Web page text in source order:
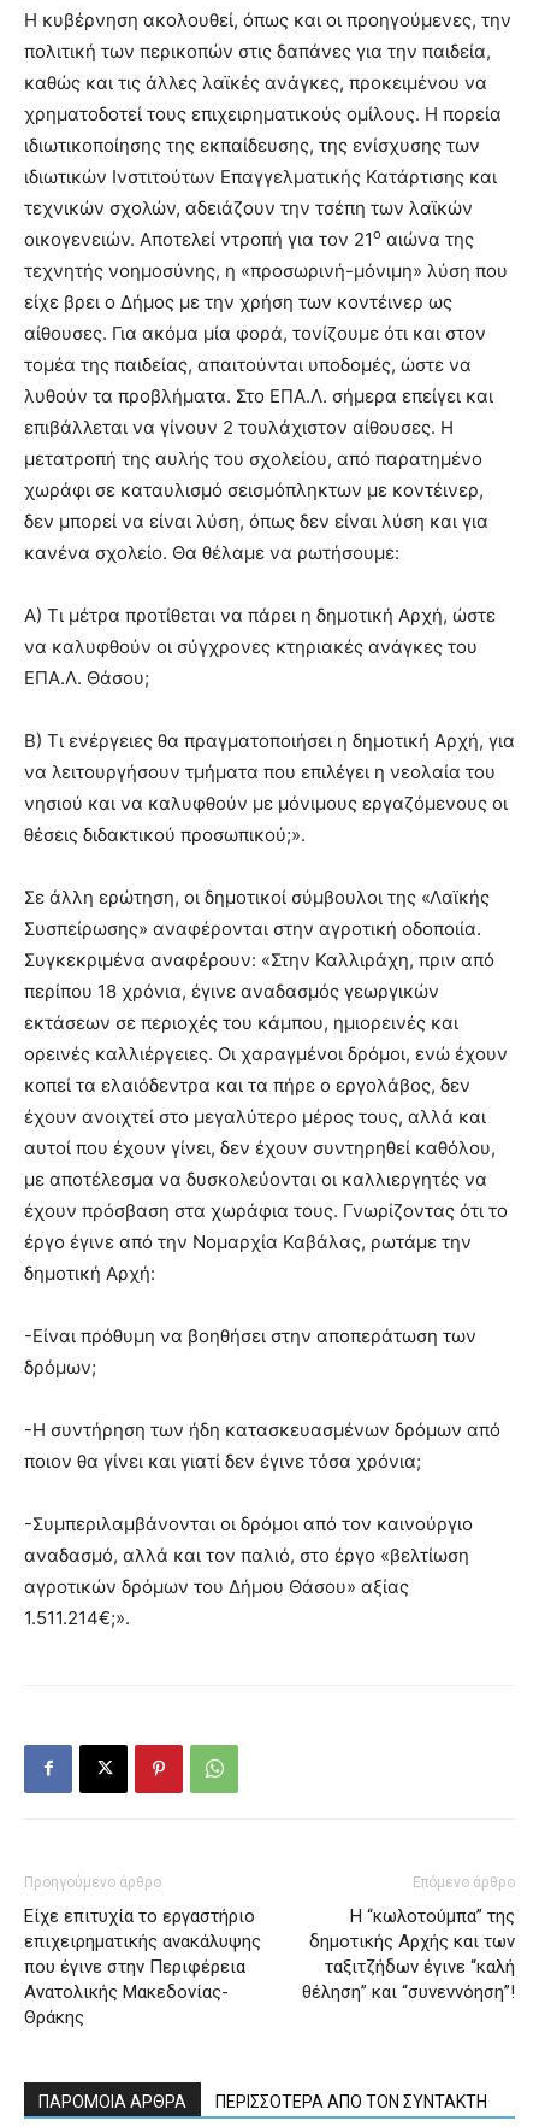
Η κυβέρνηση ακολουθεί, όπως και οι προηγούμενες, την
πολιτική των περικοπών στις δαπάνες για την παιδεία,
καθώς και τις άλλες λαϊκές ανάγκες, προκειμένου να
χρηματοδοτεί τους επιχειρηματικούς ομίλους. Η πορεία
ιδιωτικοποίησης της εκπαίδευσης, της ενίσχυσης των
ιδιωτικών Ινστιτούτων Επαγγελματικής Κατάρτισης και
τεχνικών σχολών, αδειάζουν την τσέπη των λαϊκών
οικογενειών. Αποτελεί ντροπή για τον 21ο αιώνα της
τεχνητής νοημοσύνης, η «προσωρινή-μόνιμη» λύση που
είχε βρει ο Δήμος με την χρήση των κοντέινερ ως
αίθουσες. Για ακόμα μία φορά, τονίζουμε ότι και στον
τομέα της παιδείας, απαιτούνται υποδομές, ώστε να
λυθούν τα προβλήματα. Στο ΕΠΑ.Λ. σήμερα επείγει και
επιβάλλεται να γίνουν 2 τουλάχιστον αίθουσες. Η
μετατροπή της αυλής του σχολείου, από παρατημένο
χωράφι σε καταυλισμό σεισμόπληκτων με κοντέινερ,
δεν μπορεί να είναι λύση, όπως δεν είναι λύση και για
κανένα σχολείο. Θα θέλαμε να ρωτήσουμε:
Α) Τι μέτρα προτίθεται να πάρει η δημοτική Αρχή, ώστε
να καλυφθούν οι σύγχρονες κτηριακές ανάγκες του
ΕΠΑ.Λ. Θάσου;
Β) Τι ενέργειες θα πραγματοποιήσει η δημοτική Αρχή, για
να λειτουργήσουν τμήματα που επιλέγει η νεολαία του
νησιού και να καλυφθούν με μόνιμους εργαζόμενους οι
θέσεις διδακτικού προσωπικού;».
Σε άλλη ερώτηση, οι δημοτικοί σύμβουλοι της «Λαϊκής
Συσπείρωσης» αναφέρονται στην αγροτική οδοποιία.
Συγκεκριμένα αναφέρουν: «Στην Καλλιράχη, πριν από
περίπου 18 χρόνια, έγινε αναδασμός γεωργικών
εκτάσεων σε περιοχές του κάμπου, ημιορεινές και
ορεινές καλλιέργειες. Οι χαραγμένοι δρόμοι, ενώ έχουν
κοπεί τα ελαιόδεντρα και τα πήρε ο εργολάβος, δεν
έχουν ανοιχτεί στο μεγαλύτερο μέρος τους, αλλά και
αυτοί που έχουν γίνει, δεν έχουν συντηρηθεί καθόλου,
με αποτέλεσμα να δυσκολεύονται οι καλλιεργητές να
έχουν πρόσβαση στα χωράφια τους. Γνωρίζοντας ότι το
έργο έγινε από την Νομαρχία Καβάλας, ρωτάμε την
δημοτική Αρχή:
-Είναι πρόθυμη να βοηθήσει στην αποπεράτωση των
δρόμων;
-Η συντήρηση των ήδη κατασκευασμένων δρόμων από
ποιον θα γίνει και γιατί δεν έγινε τόσα χρόνια;
-Συμπεριλαμβάνονται οι δρόμοι από τον καινούργιο
αναδασμό, αλλά και τον παλιό, στο έργο «βελτίωση
αγροτικών δρόμων του Δήμου Θάσου» αξίας
1.511.214€;».
Προηγούμενο άρθρο
Είχε επιτυχία το εργαστήριο
επιχειρηματικής ανακάλυψης
που έγινε στην Περιφέρεια
Ανατολικής Μακεδονίας-
Θράκης
Επόμενο άρθρο
Η “κωλοτούμπα” της
δημοτικής Αρχής και των
ταξιτζήδων έγινε “καλή
θέληση” και “συνεννόηση”!
ΠΑΡΟΜΟΙΑ ΑΡΘΡΑ ΠΕΡΙΣΣΟΤΕΡΑ ΑΠΟ ΤΟΝ ΣΥΝΤΑΚΤΗ